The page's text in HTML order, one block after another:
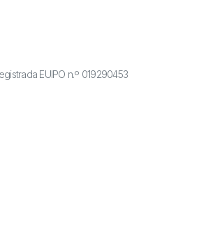
EUIPO n.º 019290453